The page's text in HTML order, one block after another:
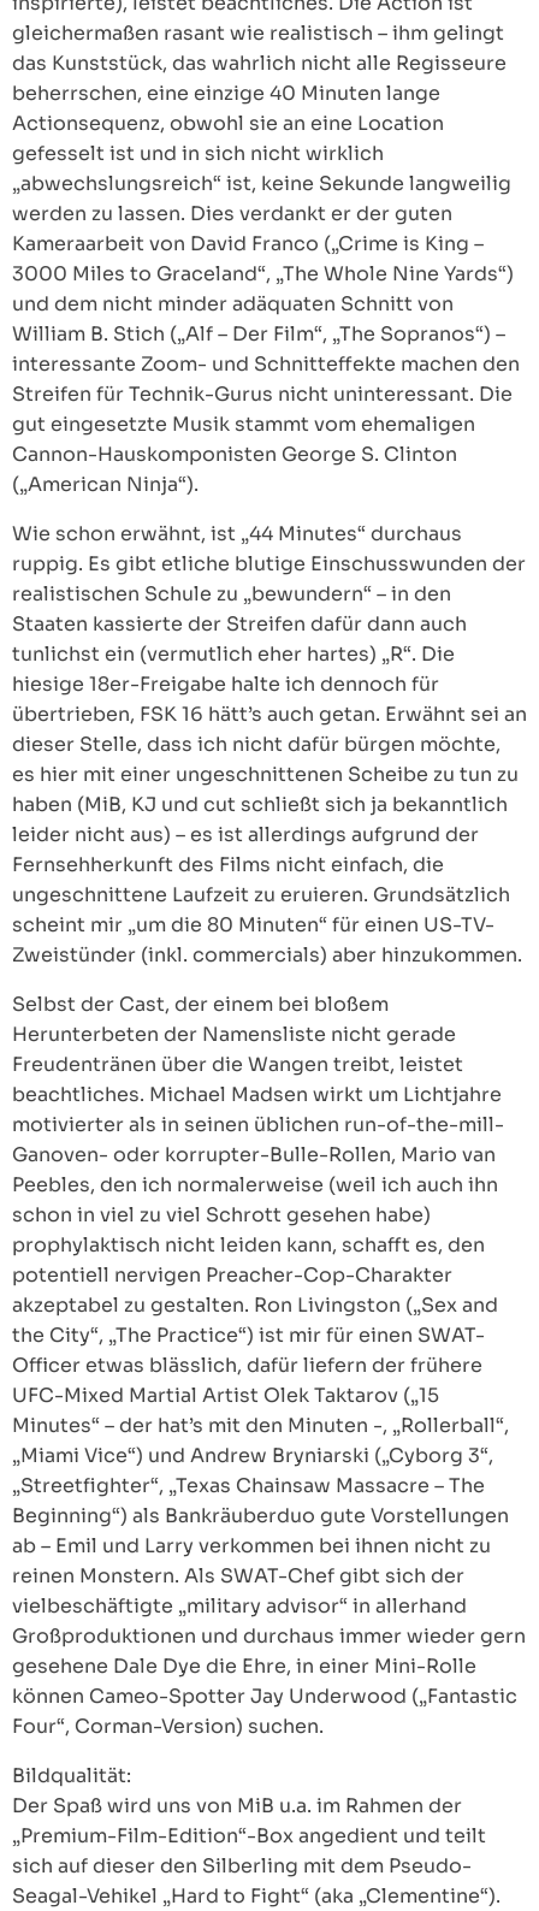
gleichermaßen rasant wie realistisch – ihm gelingt
das Kunststück, das wahrlich nicht alle Regisseure
beherrschen, eine einzige 40 Minuten lange
Actionsequenz, obwohl sie an eine Location
gefesselt ist und in sich nicht wirklich
„abwechslungsreich“ ist, keine Sekunde langweilig
werden zu lassen. Dies verdankt er der guten
Kameraarbeit von David Franco („Crime is King –
3000 Miles to Graceland“, „The Whole Nine Yards“)
und dem nicht minder adäquaten Schnitt von
William B. Stich („Alf – Der Film“, „The Sopranos“) –
interessante Zoom- und Schnitteffekte machen den
Streifen für Technik-Gurus nicht uninteressant. Die
gut eingesetzte Musik stammt vom ehemaligen
Cannon-Hauskomponisten George S. Clinton
(„American Ninja“).
Wie schon erwähnt, ist „44 Minutes“ durchaus
ruppig. Es gibt etliche blutige Einschusswunden der
realistischen Schule zu „bewundern“ – in den
Staaten kassierte der Streifen dafür dann auch
tunlichst ein (vermutlich eher hartes) „R“. Die
hiesige 18er-Freigabe halte ich dennoch für
übertrieben, FSK 16 hätt’s auch getan. Erwähnt sei an
dieser Stelle, dass ich nicht dafür bürgen möchte,
es hier mit einer ungeschnittenen Scheibe zu tun zu
haben (MiB, KJ und cut schließt sich ja bekanntlich
leider nicht aus) – es ist allerdings aufgrund der
Fernsehherkunft des Films nicht einfach, die
ungeschnittene Laufzeit zu eruieren. Grundsätzlich
scheint mir „um die 80 Minuten“ für einen US-TV-
Zweistünder (inkl. commercials) aber hinzukommen.
Selbst der Cast, der einem bei bloßem
Herunterbeten der Namensliste nicht gerade
Freudentränen über die Wangen treibt, leistet
beachtliches. Michael Madsen wirkt um Lichtjahre
motivierter als in seinen üblichen run-of-the-mill-
Ganoven- oder korrupter-Bulle-Rollen, Mario van
Peebles, den ich normalerweise (weil ich auch ihn
schon in viel zu viel Schrott gesehen habe)
prophylaktisch nicht leiden kann, schafft es, den
potentiell nervigen Preacher-Cop-Charakter
akzeptabel zu gestalten. Ron Livingston („Sex and
the City“, „The Practice“) ist mir für einen SWAT-
Officer etwas blässlich, dafür liefern der frühere
UFC-Mixed Martial Artist Olek Taktarov („15
Minutes“ – der hat’s mit den Minuten -, „Rollerball“,
„Miami Vice“) und Andrew Bryniarski („Cyborg 3“,
„Streetfighter“, „Texas Chainsaw Massacre – The
Beginning“) als Bankräuberduo gute Vorstellungen
ab – Emil und Larry verkommen bei ihnen nicht zu
reinen Monstern. Als SWAT-Chef gibt sich der
vielbeschäftigte „military advisor“ in allerhand
Großproduktionen und durchaus immer wieder gern
gesehene Dale Dye die Ehre, in einer Mini-Rolle
können Cameo-Spotter Jay Underwood („Fantastic
Four“, Corman-Version) suchen.
Bildqualität:
Der Spaß wird uns von MiB u.a. im Rahmen der
„Premium-Film-Edition“-Box angedient und teilt
sich auf dieser den Silberling mit dem Pseudo-
Seagal-Vehikel „Hard to Fight“ (aka „Clementine“).